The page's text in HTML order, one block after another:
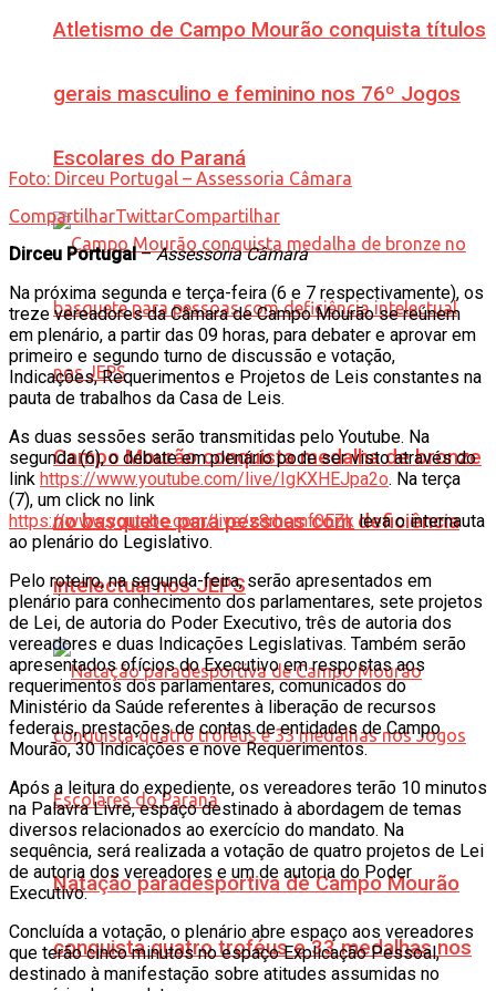
Atletismo de Campo Mourão conquista títulos
gerais masculino e feminino nos 76º Jogos
Escolares do Paraná
Campo Mourão conquista medalha de bronze
no basquete para pessoas com deficiência
intelectual nos JEPS
Natação paradesportiva de Campo Mourão
conquista quatro troféus e 33 medalhas nos
Foto: Dirceu Portugal – Assessoria Câmara
CompartilharTwittarCompartilhar
Dirceu Portugal–Assessoria Câmara
Na próxima segunda e terça-feira (6 e 7 respectivamente), os
treze vereadores da Câmara de Campo Mourão se reúnem
em plenário, a partir das 09 horas, para debater e aprovar em
primeiro e segundo turno de discussão e votação,
Indicações, Requerimentos e Projetos de Leis constantes na
pauta de trabalhos da Casa de Leis.
As duas sessões serão transmitidas pelo Youtube. Na
segunda (6), o debate em plenário pode ser visto através do
link https://www.youtube.com/live/IgKXHEJpa2o. Na terça
(7), um click no link
https://www.youtube.com/live/z8rhemf0EZk leva o internauta
ao plenário do Legislativo.
Pelo roteiro, na segunda-feira, serão apresentados em
plenário para conhecimento dos parlamentares, sete projetos
de Lei, de autoria do Poder Executivo, três de autoria dos
vereadores e duas Indicações Legislativas. Também serão
apresentados ofícios do Executivo em respostas aos
requerimentos dos parlamentares, comunicados do
Ministério da Saúde referentes à liberação de recursos
federais, prestações de contas de entidades de Campo
Mourão, 30 Indicações e nove Requerimentos.
Após a leitura do expediente, os vereadores terão 10 minutos
na Palavra Livre, espaço destinado à abordagem de temas
diversos relacionados ao exercício do mandato. Na
sequência, será realizada a votação de quatro projetos de Lei
de autoria dos vereadores e um de autoria do Poder
Executivo.
Concluída a votação, o plenário abre espaço aos vereadores
que terão cinco minutos no espaço Explicação Pessoal,
destinado à manifestação sobre atitudes assumidas no